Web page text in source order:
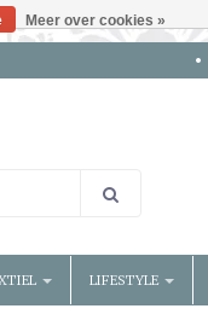
LIFESTYLE
Meer over cookies »